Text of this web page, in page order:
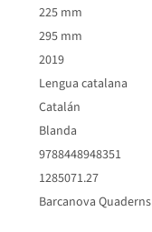
225 mm
295 mm
2019
Lengua catalana
Catalán
Blanda
9788448948351
1285071.27
Barcanova Quaderns